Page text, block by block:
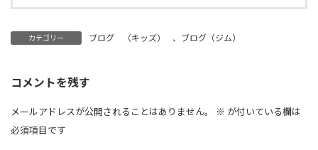
カテゴリー ブログ （キッズ） 、 ブログ（ジム）
コメントを残す
メールアドレスが公開されることはありません。 ※ が付いている欄は
必須項目です